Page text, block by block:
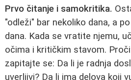
Prvo čitanje i samokritika.
"odleži" bar nekoliko dana, a
dana. Kada se vratite njemu,
očima i kritičkim stavom.
zapitajte se: Da li je radnja
uverljivi? Da li ima delova koji